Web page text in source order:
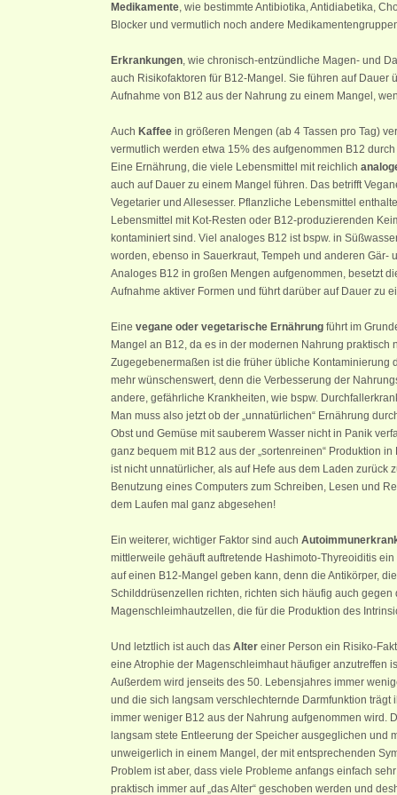
Medikamente, wie bestimmte Antibiotika, Antidiabetika,
Blocker und vermutlich noch andere
Erkrankungen, wie chronisch-entzündliche Magen- und
auch Risikofaktoren für B12-Mangel. Sie führen auf Dauer
Aufnahme von B12 aus der Nahrung zu einem Mangel,
Auch Kaffee in größeren Mengen (ab 4 Tassen pro Tag)
vermutlich werden etwa 15% des aufgenommen B12 durch
Eine Ernährung, die viele Lebensmittel mit reichlich
auch auf Dauer zu einem Mangel führen. Das betrifft
Vegetarier und Allesesser. Pflanzliche Lebensmittel
Lebensmittel mit Kot-Resten oder B12-produzierenden
kontaminiert sind. Viel analoges B12 ist bspw. in
worden, ebenso in Sauerkraut, Tempeh und anderen Gär-
Analoges B12 in großen Mengen aufgenommen, besetzt
Aufnahme aktiver Formen und führt darüber auf Dauer zu
Eine vegane oder vegetarische Ernährung führt im
Mangel an B12, da es in der modernen Nahrung praktisch
Zugegebenermaßen ist die früher übliche Kontaminierung
mehr wünschenswert, denn die Verbesserung der
andere, gefährliche Krankheiten, wie bspw.
Man muss also jetzt ob der „unnatürlichen“ Ernährung
Obst und Gemüse mit sauberem Wasser nicht in Panik
ganz bequem mit B12 aus der „sortenreinen“ Produktion
ist nicht unnatürlicher, als auf Hefe aus dem Laden zurück
Benutzung eines Computers zum Schreiben, Lesen und
dem Laufen mal ganz abgesehen!
Ein weiterer, wichtiger Faktor sind auch
mittlerweile gehäuft auftretende Hashimoto-Thyreoiditis
auf einen B12-Mangel geben kann, denn die Antikörper,
Schilddrüsenzellen richten, richten sich häufig auch gegen
Magenschleimhautzellen, die für die Produktion des
Und letztlich ist auch das Alter einer Person ein Risiko-
eine Atrophie der Magenschleimhaut häufiger anzutreffen
Außerdem wird jenseits des 50. Lebensjahres immer
und die sich langsam verschlechternde Darmfunktion trägt
immer weniger B12 aus der Nahrung aufgenommen wird.
langsam stete Entleerung der Speicher ausgeglichen und
unweigerlich in einem Mangel, der mit entsprechenden
Problem ist aber, dass viele Probleme anfangs einfach
praktisch immer auf „das Alter“ geschoben werden und